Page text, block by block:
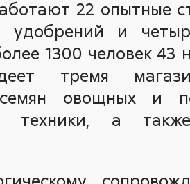
22 опытные
удобрений и
1300 человек 43
тремя
овощных и
техники, а